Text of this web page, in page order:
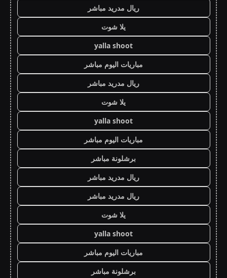
ريال مدريد مباشر
يلا شوت
yalla shoot
مباريات اليوم مباشر
ريال مدريد مباشر
يلا شوت
yalla shoot
مباريات اليوم مباشر
برشلونة مباشر
ريال مدريد مباشر
ريال مدريد مباشر
يلا شوت
yalla shoot
مباريات اليوم مباشر
برشلونة مباشر